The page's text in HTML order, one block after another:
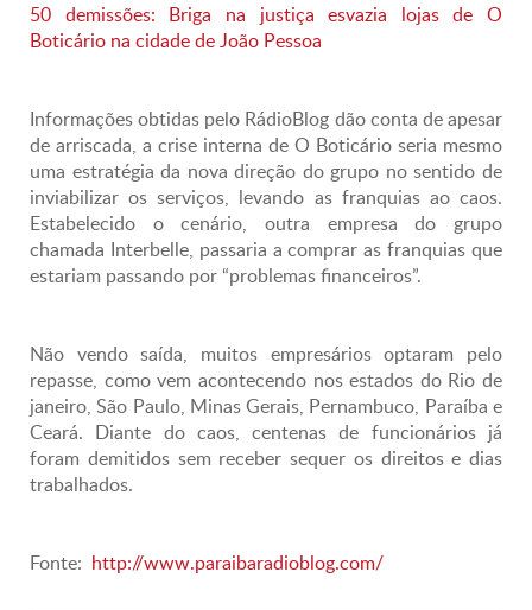
50 demissões: Briga na justiça esvazia lojas de O
Boticário na cidade de João Pessoa
Informações obtidas pelo RádioBlog dão conta de apesar
de arriscada, a crise interna de O Boticário seria mesmo
uma estratégia da nova direção do grupo no sentido de
inviabilizar os serviços, levando as franquias ao caos.
Estabelecido o cenário, outra empresa do grupo
chamada Interbelle, passaria a comprar as franquias que
estariam passando por “problemas financeiros”.
Não vendo saída, muitos empresários optaram pelo
repasse, como vem acontecendo nos estados do Rio de
janeiro, São Paulo, Minas Gerais, Pernambuco, Paraíba e
Ceará. Diante do caos, centenas de funcionários já
foram demitidos sem receber sequer os direitos e dias
trabalhados.
Fonte: http://www.paraibaradioblog.com/